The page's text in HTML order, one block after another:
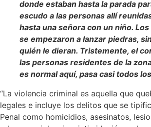
donde estaban hasta la parada
escudo a las personas allí
hasta una señora con un niño.
se empezaron a lanzar piedras,
quién le dieran. Tristemente, el
las personas residentes de la
es normal aquí, pasa casi todos los
“La violencia criminal es aquella que
legales e incluye los delitos que se
Penal como homicidios, asesinatos,